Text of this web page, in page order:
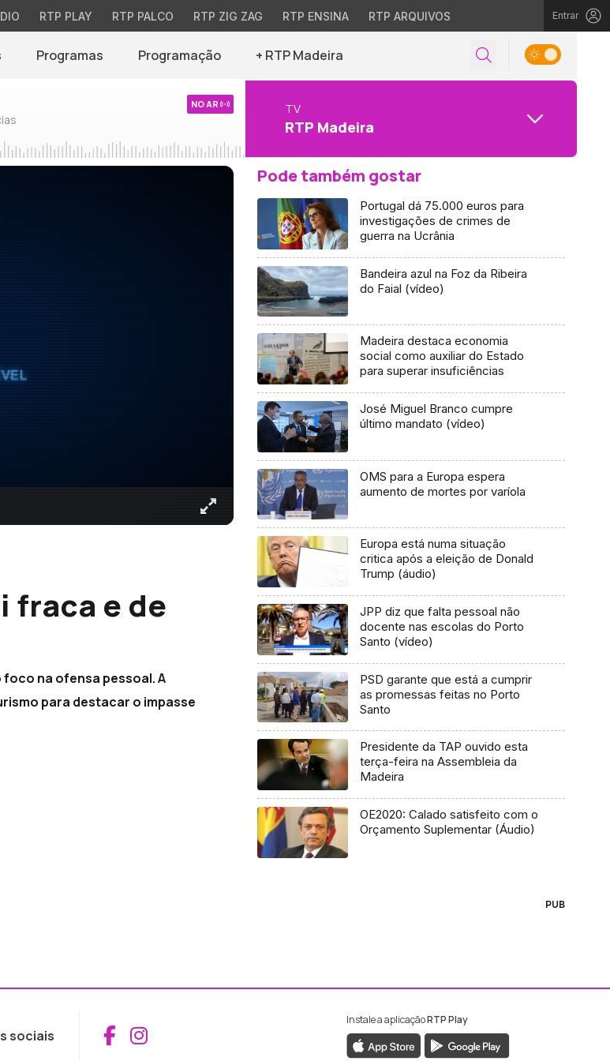
RTP PLAY RTP PALCO RTP ZIG ZAG RTP ENSINA RTP ARQUIVOS Entrar
Programas Programação + RTP Madeira
NO AR TV
RTP Madeira
fraca e de
na ofensa pessoal. A
para destacar o impasse
Pode também gostar
Portugal dá 75.000 euros para
investigações de crimes de
guerra na Ucrânia
Bandeira azul na Foz da Ribeira
do Faial (vídeo)
Madeira destaca economia
social como auxiliar do Estado
para superar insuficiências
José Miguel Branco cumpre
último mandato (vídeo)
OMS para a Europa espera
aumento de mortes por varíola
Europa está numa situação
critica após a eleição de Donald
Trump (áudio)
JPP diz que falta pessoal não
docente nas escolas do Porto
Santo (vídeo)
PSD garante que está a cumprir
as promessas feitas no Porto
Santo
Presidente da TAP ouvido esta
terça-feira na Assembleia da
Madeira
OE2020: Calado satisfeito com o
Orçamento Suplementar (Áudio)
PUB
sociais Aceder ao Facebook da RTP Madeira
Aceder ao Instagram da RTP Madeira
Instale a aplicaçãoRTP Play